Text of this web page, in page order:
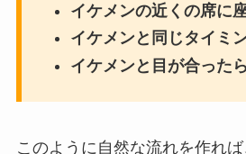
イケメンの近くの席に
イケメンと同じタイミ
イケメンと目が合った
このように自然な流れを作れ